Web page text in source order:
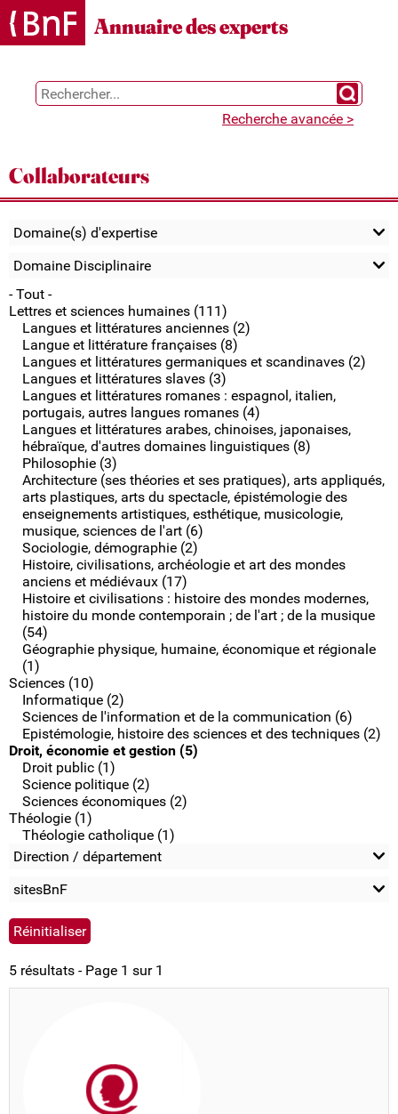
Gestion des cookies
Annuaire des experts
Chercher
Recherche avancée >
Collaborateurs
Domaine(s) d'expertise
Domaine Disciplinaire
- Tout -
Lettres et sciences humaines (111)
Langues et littératures anciennes (2)
Langue et littérature françaises (8)
Langues et littératures germaniques et scandinaves (2)
Langues et littératures slaves (3)
Langues et littératures romanes : espagnol, italien,
portugais, autres langues romanes (4)
Langues et littératures arabes, chinoises, japonaises,
hébraïque, d'autres domaines linguistiques (8)
Philosophie (3)
Architecture (ses théories et ses pratiques), arts appliqués,
arts plastiques, arts du spectacle, épistémologie des
enseignements artistiques, esthétique, musicologie,
musique, sciences de l'art (6)
Sociologie, démographie (2)
Histoire, civilisations, archéologie et art des mondes
anciens et médiévaux (17)
Histoire et civilisations : histoire des mondes modernes,
histoire du monde contemporain ; de l'art ; de la musique
(54)
Géographie physique, humaine, économique et régionale
(1)
Sciences (10)
Informatique (2)
Sciences de l'information et de la communication (6)
Epistémologie, histoire des sciences et des techniques (2)
Droit, économie et gestion (5)
Droit public (1)
Science politique (2)
Sciences économiques (2)
Théologie (1)
Théologie catholique (1)
Direction / département
sitesBnF
5 résultats - Page 1 sur 1